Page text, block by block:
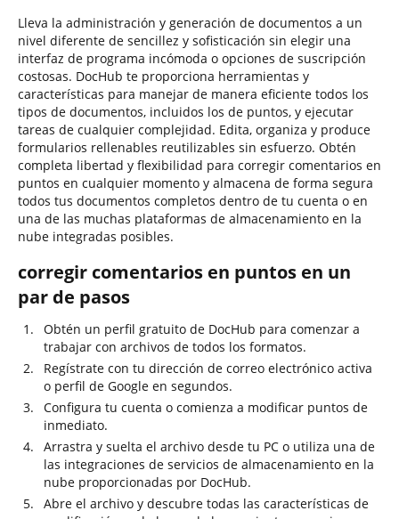
Lleva la administración y generación de documentos a un
nivel diferente de sencillez y sofisticación sin elegir una
interfaz de programa incómoda o opciones de suscripción
costosas. DocHub te proporciona herramientas y
características para manejar de manera eficiente todos los
tipos de documentos, incluidos los de puntos, y ejecutar
tareas de cualquier complejidad. Edita, organiza y produce
formularios rellenables reutilizables sin esfuerzo. Obtén
completa libertad y flexibilidad para corregir comentarios en
puntos en cualquier momento y almacena de forma segura
todos tus documentos completos dentro de tu cuenta o en
una de las muchas plataformas de almacenamiento en la
nube integradas posibles.
corregir comentarios en puntos en un
par de pasos
Obtén un perfil gratuito de DocHub para comenzar a
trabajar con archivos de todos los formatos.
Regístrate con tu dirección de correo electrónico activa
o perfil de Google en segundos.
Configura tu cuenta o comienza a modificar puntos de
inmediato.
Arrastra y suelta el archivo desde tu PC o utiliza una de
las integraciones de servicios de almacenamiento en la
nube proporcionadas por DocHub.
Abre el archivo y descubre todas las características de